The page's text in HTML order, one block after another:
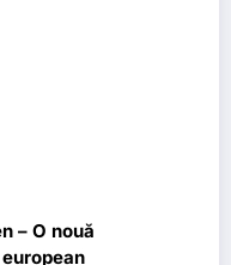
– O nouă